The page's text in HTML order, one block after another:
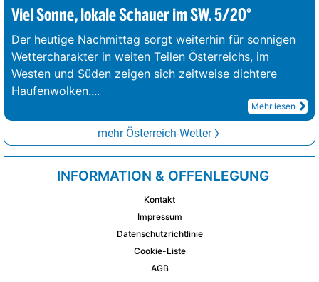
Viel Sonne, lokale Schauer im SW. 5/20°
Der heutige Nachmittag sorgt weiterhin für sonnigen
Wettercharakter in weiten Teilen Österreichs, im
Westen und Süden zeigen sich zeitweise dichtere
Haufenwolken....
Mehr lesen
mehr Österreich-Wetter
INFORMATION & OFFENLEGUNG
Kontakt
Impressum
Datenschutzrichtlinie
Cookie-Liste
AGB